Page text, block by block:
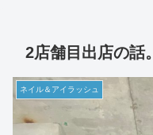
2店舗目出店の話。
ネイル＆アイラッシュ